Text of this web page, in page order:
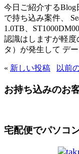
今日ご紹介する
で持ち込み案件、
1.0TB、
認識はしますが軽
タ）が発生して デ
« 新しい投稿 以前
お持ち込みのお
宅配便でパソコ